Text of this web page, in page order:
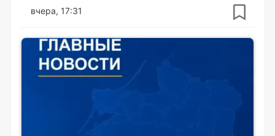
вчера, 17:31